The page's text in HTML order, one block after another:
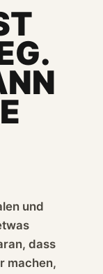
und
dass
machen,